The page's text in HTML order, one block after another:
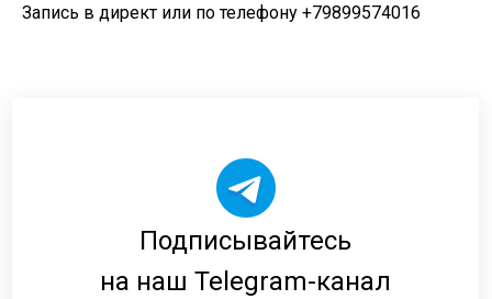
Запись в директ или по телефону +79899574016
Подписывайтесь
на наш Telegram-канал